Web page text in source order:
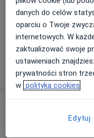
Konsultacja
Od 189 zł Szczegóły
W jaki sposób
danych do celów
oparciu o Twoje
internetowych. W
zaktualizować swoje
ustawieniach
prywatności stron
w polityka cookies
Edytuj